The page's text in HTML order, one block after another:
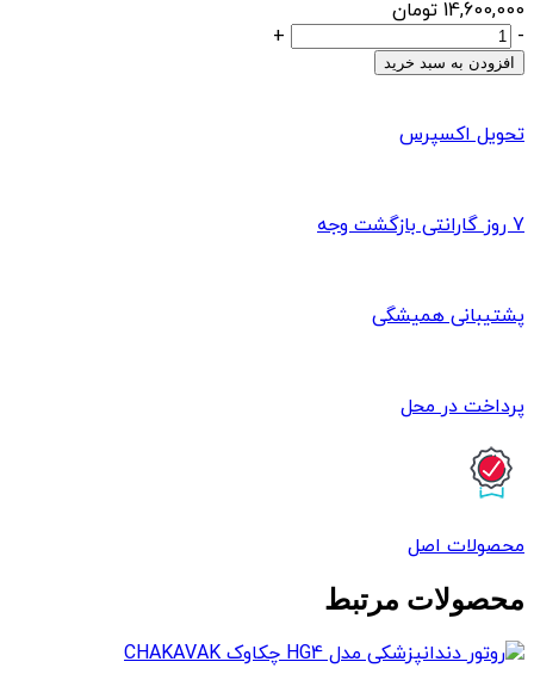
14,600,000 تومان
ترولی
چکاوک
عدد
-
+
افزودن به سبد خرید
تحویل اکسپرس
7 روز گارانتی بازگشت وجه
پشتیبانی همیشگی
پرداخت در محل
محصولات اصل
محصولات مرتبط